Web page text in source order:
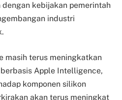
kebijakan pemerintah
industri
masih terus meningkatkan
Apple Intelligence,
komponen silikon
akan terus meningkat